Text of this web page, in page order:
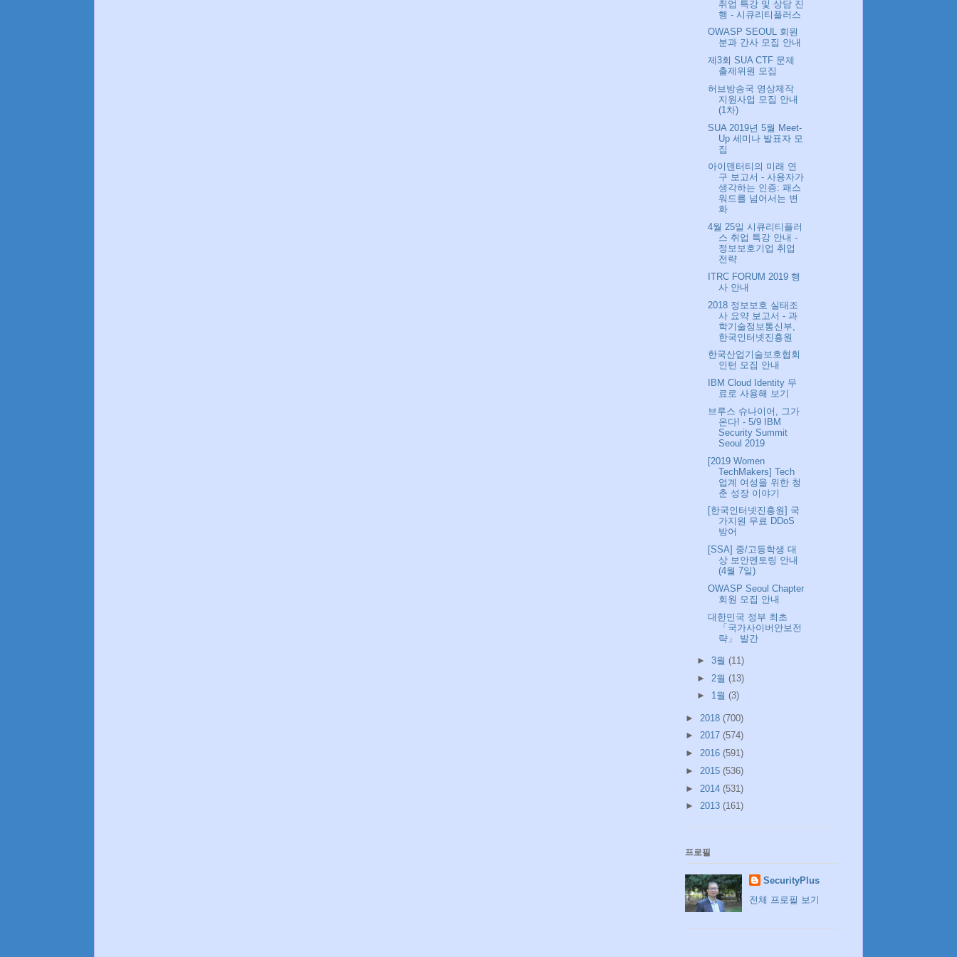
취업 특강 및 상담 진
행 - 시큐리티플러스
OWASP SEOUL 회원
분과 간사 모집 안내
제3회 SUA CTF 문제
출제위원 모집
허브방송국 영상제작
지원사업 모집 안내
(1차)
SUA 2019년 5월 Meet-
Up 세미나 발표자 모
집
아이덴터티의 미래 연
구 보고서 - 사용자가
생각하는 인증: 패스
워드를 넘어서는 변
화
4월 25일 시큐리티플러
스 취업 특강 안내 -
정보보호기업 취업
전략
ITRC FORUM 2019 행
사 안내
2018 정보보호 실태조
사 요약 보고서 - 과
학기술정보통신부,
한국인터넷진흥원
한국산업기술보호협회
인턴 모집 안내
IBM Cloud Identity 무
료로 사용해 보기
브루스 슈나이어, 그가
온다! - 5/9 IBM
Security Summit
Seoul 2019
[2019 Women
TechMakers] Tech
업계 여성을 위한 청
춘 성장 이야기
[한국인터넷진흥원] 국
가지원 무료 DDoS
방어
[SSA] 중/고등학생 대
상 보안멘토링 안내
(4월 7일)
OWASP Seoul Chapter
회원 모집 안내
대한민국 정부 최초
「국가사이버안보전
략」 발간
► 3월 (11)
► 2월 (13)
► 1월 (3)
► 2018 (700)
► 2017 (574)
► 2016 (591)
► 2015 (536)
► 2014 (531)
► 2013 (161)
프로필
SecurityPlus
전체 프로필 보기